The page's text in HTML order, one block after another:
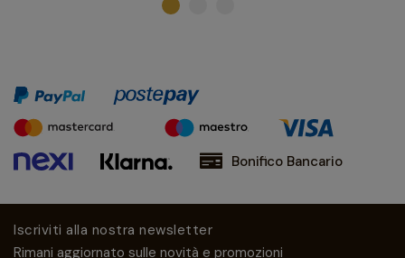
Bonifico Bancario
Iscriviti alla nostra newsletter
Rimani aggiornato sulle novità e promozioni